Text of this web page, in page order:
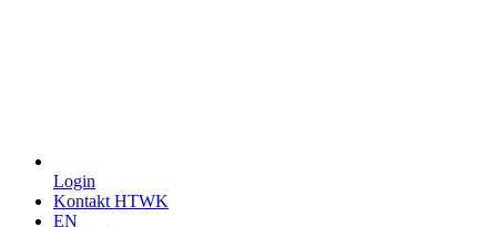
Login
Kontakt HTWK
EN